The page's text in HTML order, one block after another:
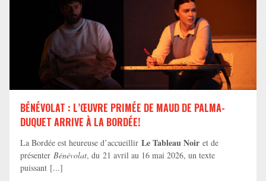
BÉNÉVOLAT : L’ŒUVRE PRIMÉE DE MAUD DE PALMA-
DUQUET ARRIVE À LA BORDÉE!
La Bordée est heureuse d’accueillir Le Tableau Noir et de
présenter Bénévolat, du 21 avril au 16 mai 2026, un texte
puissant [...]